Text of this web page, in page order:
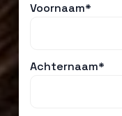
Voornaam*
Achternaam*